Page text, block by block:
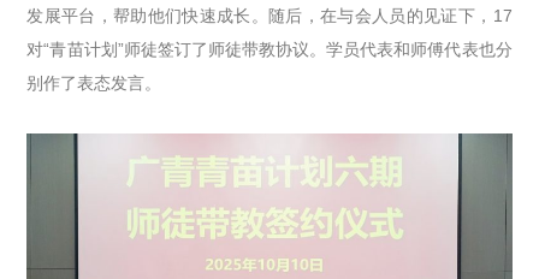
发展平台，帮助他们快速成长。随后，在与会人员的见证下，17
对“青苗计划”师徒签订了师徒带教协议。学员代表和师傅代表也分
别作了表态发言。